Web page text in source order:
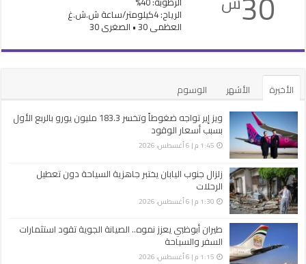
الرياح: 4كيلومتر/ساعة ش.ش.غ
العظمى 30 • الصغرى 30
الأخيرة الأشهر
الوسوم
ويز إير تواجه ضغوطاً وتخسر 183.3 مليون يورو بالربع الأول
بسبب أسعار الوقود
1:45 م | 6 أغسطس، 2026
زلزال جنوب اليابان يختبر جاهزية السياحة دون تعطيل
الرحلات
1:30 م | 6 أغسطس، 2026
طيران أبوظبي يعزز نموه.. الصيانة الجوية تقود استثمارات
السفر والسياحة
1:15 م | 6 أغسطس، 2026